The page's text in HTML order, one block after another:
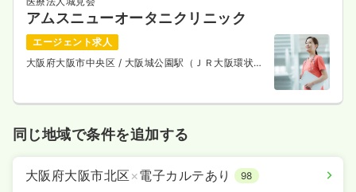
アムスニューオータニクリニック
エージェント求人
大阪府大阪市中央区 / 大阪城公園駅（ＪＲ大阪環状
同じ地域で条件を追加する
大阪府大阪市北区 ×電子カルテあり 98